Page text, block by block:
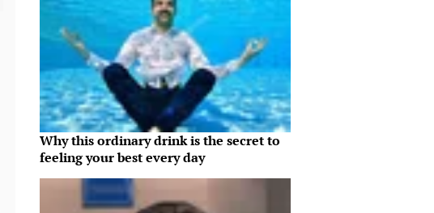
Why this ordinary drink is the secret to
feeling your best every day